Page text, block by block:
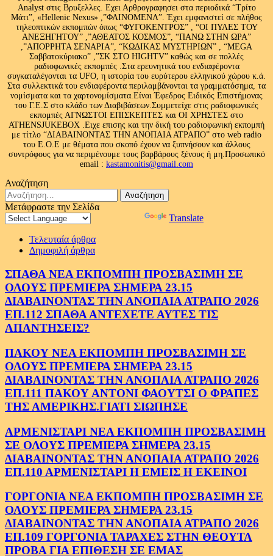
Analyst στις Βρυξελλες. Εχει Αρθρογραφησει στα περιοδικά “Τρίτο
Μάτι”, «Hellenic Nexus» ,”ΦΑΙΝΟΜΕΝΑ”. Έχει εμφανιστεί σε πλήθος
τηλεοπτικών εκπομπών όπως “ΦΥΓΟΚΕΝΤΡΟΣ” , “ΟΙ ΠΥΛΕΣ ΤΟΥ
ΑΝΕΞΗΓΗΤΟΥ” ,”ΑΘΕΑΤΟΣ ΚΟΣΜΟΣ”, “ΠΑΝΩ ΣΤΗΝ ΩΡΑ”
,”ΑΠΟΡΡΗΤΑ ΣΕΝΑΡΙΑ”, “ΚΩΔΙΚΑΣ ΜΥΣΤΗΡΙΩΝ” , “MEGA
Σαββατοκύριακο” ,”ΣΚ ΣΤΟ HIGHTV” καθώς και σε πολλές
ραδιοφωνικές εκπομπές .Στα ερευνητικά του ενδιαφέροντα
συγκαταλέγονται τα UFO, η ιστορία του ευρύτερου ελληνικού χώρου κ.ά.
Στα συλλεκτικά του ενδιαφέροντα περιλαμβάνονται τα γραμματόσημα, τα
νομίσματα και τα χαρτονομίσματα.Είναι Έφεδρος Ειδικός Επιστήμονας
του Γ.Ε.Σ στο κλάδο των Διαβιβάσεων.Συμμετείχε στις ραδιοφωνικές
εκπομπές ΑΓΝΩΣΤΟΙ ΕΠΙΣΚΕΠΤΕΣ και ΟΙ ΧΡΗΣΤΕΣ στο
ATHENSJUKEBOX .Ειχε επισης και την δική του ραδιοφωνική εκπομπή
με τίτλο “ΔΙΑΒΑΙΝΟΝΤΑΣ ΤΗΝ ΑΝΟΠΑΙΑ ΑΤΡΑΠΟ” στο web radio
του Ε.Ο.Ε με θέματα που σκοπό έχουν να ξυπνήσουν και άλλους
συντρόφους για να περιμένουμε τους βαρβάρους ξένους ή μη.Προσωπικό
email : kastamonitis@gmail.com
Αναζήτηση
Αναζήτηση
για:
Μετάφραστε την Σελίδα
Translate
Τελευταία άρθρα
Δημοφιλή άρθρα
ΣΠΑΘΑ ΝΕΑ ΕΚΠΟΜΠΗ ΠΡΟΣΒΑΣΙΜΗ ΣΕ
ΟΛΟΥΣ ΠΡΕΜΙΕΡΑ ΣΗΜΕΡΑ 23.15
ΔΙΑΒΑΙΝΟΝΤΑΣ ΤΗΝ ΑΝΟΠΑΙΑ ΑΤΡΑΠΟ 2026
ΕΠ.112 ΣΠΑΘΑ ΑΝΤΕΧΕΤΕ ΑΥΤΕΣ ΤΙΣ
ΑΠΑΝΤΗΣΕΙΣ?
ΠΑΚΟΥ ΝΕΑ ΕΚΠΟΜΠΗ ΠΡΟΣΒΑΣΙΜΗ ΣΕ
ΟΛΟΥΣ ΠΡΕΜΙΕΡΑ ΣΗΜΕΡΑ 23.15
ΔΙΑΒΑΙΝΟΝΤΑΣ ΤΗΝ ΑΝΟΠΑΙΑ ΑΤΡΑΠΟ 2026
ΕΠ.111 ΠΑΚΟΥ ΑΝΤΟΝΙ ΦΑΟΥΤΣΙ Ο ΦΡΑΠΕΣ
ΤΗΣ ΑΜΕΡΙΚΗΣ.ΓΙΑΤΙ ΣΙΩΠΗΣΕ
ΑΡΜΕΝΙΣΤΑΡΙ ΝΕΑ ΕΚΠΟΜΠΗ ΠΡΟΣΒΑΣΙΜΗ
ΣΕ ΟΛΟΥΣ ΠΡΕΜΙΕΡΑ ΣΗΜΕΡΑ 23.15
ΔΙΑΒΑΙΝΟΝΤΑΣ ΤΗΝ ΑΝΟΠΑΙΑ ΑΤΡΑΠΟ 2026
ΕΠ.110 ΑΡΜΕΝΙΣΤΑΡΙ Η ΕΜΕΙΣ Η ΕΚΕΙΝΟΙ
ΓΟΡΓΟΝΙΑ ΝΕΑ ΕΚΠΟΜΠΗ ΠΡΟΣΒΑΣΙΜΗ ΣΕ
ΟΛΟΥΣ ΠΡΕΜΙΕΡΑ ΣΗΜΕΡΑ 23.15
ΔΙΑΒΑΙΝΟΝΤΑΣ ΤΗΝ ΑΝΟΠΑΙΑ ΑΤΡΑΠΟ 2026
ΕΠ.109 ΓΟΡΓΟΝΙΑ ΤΑΡΑΧΕΣ ΣΤΗΝ ΘΕΟΥΤΑ
ΠΡΟΒΑ ΓΙΑ ΕΠΙΘΕΣΗ ΣΕ ΕΜΑΣ